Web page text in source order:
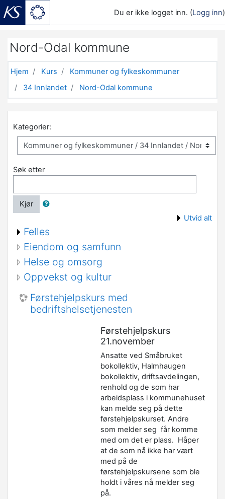
Du er ikke logget inn. (Logg inn)
Nord-Odal kommune
Hjem Kurs
Kommuner og fylkeskommuner
34 Innlandet
Nord-Odal kommune
Kategorier:
Søk etter
Kjør
Utvid alt
Felles
Eiendom og samfunn
Helse og omsorg
Oppvekst og kultur
Førstehjelpskurs med
bedriftshelsetjenesten
Førstehjelpskurs
21.november
Ansatte ved Småbruket
bokollektiv, Halmhaugen
bokollektiv, driftsavdelingen,
renhold og de som har
arbeidsplass i kommunehuset
kan melde seg på dette
førstehjelpskurset. Andre
som melder seg får komme
med om det er plass. Håper
at de som nå ikke har vært
med på de
førstehjelpskursene som ble
holdt i våres nå melder seg
på.